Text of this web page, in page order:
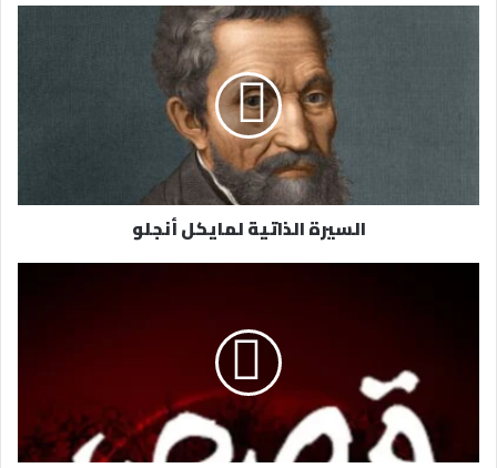
السيرة الذاتية لمايكل أنجلو